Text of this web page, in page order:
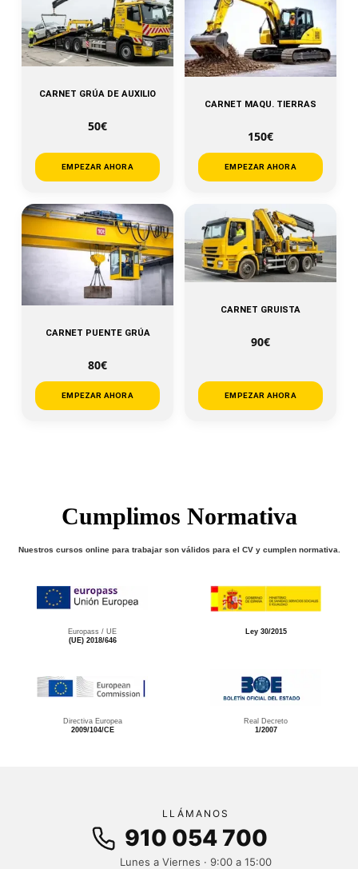
CARNET GRÚA DE AUXILIO
50€
EMPEZAR AHORA
CARNET MAQU. TIERRAS
150€
EMPEZAR AHORA
CARNET PUENTE GRÚA
80€
EMPEZAR AHORA
CARNET GRUISTA
90€
EMPEZAR AHORA
Cumplimos Normativa
Nuestros cursos online para trabajar son válidos para el CV y cumplen normativa.
Europass / UE
(UE) 2018/646
Ley 30/2015
Directiva Europea
2009/104/CE
Real Decreto
1/2007
LLÁMANOS
910 054 700
Lunes a Viernes · 9:00 a 15:00